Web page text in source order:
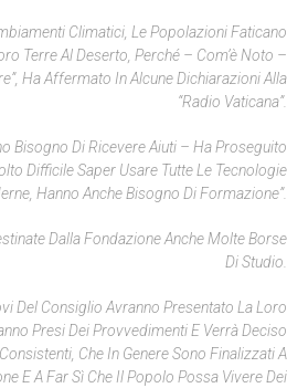
Climatici, Le Popolazioni Faticano
Terre Al Deserto, Perché – Com’è Noto –
Ha Affermato In Alcune Dichiarazioni Alla
“Radio Vaticana”.
Bisogno Di Ricevere Aiuti – Ha Proseguito
Difficile Saper Usare Tutte Le Tecnologie
Hanno Anche Bisogno Di Formazione”.
Dalla Fondazione Anche Molte Borse
Di Studio.
Del Consiglio Avranno Presentato La Loro
Presi Dei Provvedimenti E Verrà Deciso
Che In Genere Sono Finalizzati A
E A Far Sì Che Il Popolo Possa Vivere Dei